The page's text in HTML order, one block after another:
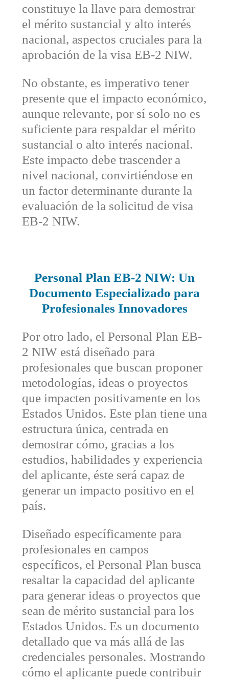
constituye la llave para demostrar
el mérito sustancial y alto interés
nacional, aspectos cruciales para la
aprobación de la visa EB-2 NIW.
No obstante, es imperativo tener
presente que el impacto económico,
aunque relevante, por sí solo no es
suficiente para respaldar el mérito
sustancial o alto interés nacional.
Este impacto debe trascender a
nivel nacional, convirtiéndose en
un factor determinante durante la
evaluación de la solicitud de visa
EB-2 NIW.
Personal Plan EB-2 NIW: Un
Documento Especializado para
Profesionales Innovadores
Por otro lado, el Personal Plan EB-
2 NIW está diseñado para
profesionales que buscan proponer
metodologías, ideas o proyectos
que impacten positivamente en los
Estados Unidos. Este plan tiene una
estructura única, centrada en
demostrar cómo, gracias a los
estudios, habilidades y experiencia
del aplicante, éste será capaz de
generar un impacto positivo en el
país.
Diseñado específicamente para
profesionales en campos
específicos, el Personal Plan busca
resaltar la capacidad del aplicante
para generar ideas o proyectos que
sean de mérito sustancial para los
Estados Unidos. Es un documento
detallado que va más allá de las
credenciales personales. Mostrando
cómo el aplicante puede contribuir